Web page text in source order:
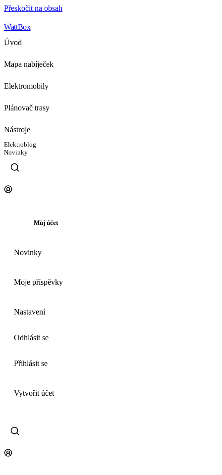
Přeskočit na obsah
WattBox
Úvod
Mapa nabíječek
Elektromobily
Plánovač trasy
Nástroje
Elektroblog
Novinky
Můj účet
Novinky
Moje příspěvky
Nastavení
Odhlásit se
Přihlásit se
Vytvořit účet